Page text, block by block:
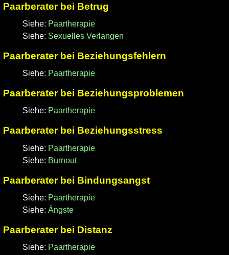
Paarberater bei Betrug
Siehe: Paartherapie
Siehe: Sexuelles Verlangen
Paarberater bei Beziehungsfehlern
Siehe: Paartherapie
Paarberater bei Beziehungsproblemen
Siehe: Paartherapie
Paarberater bei Beziehungsstress
Siehe: Paartherapie
Siehe: Burnout
Paarberater bei Bindungsangst
Siehe: Paartherapie
Siehe:Ängste
Paarberater bei Distanz
Siehe: Paartherapie